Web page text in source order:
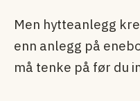
Men hytteanlegg
enn anlegg på
må tenke på før du